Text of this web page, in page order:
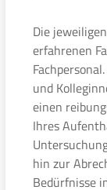
Die
erfahrenen
und
einen
Ihres
hin zur
Bedürfnisse